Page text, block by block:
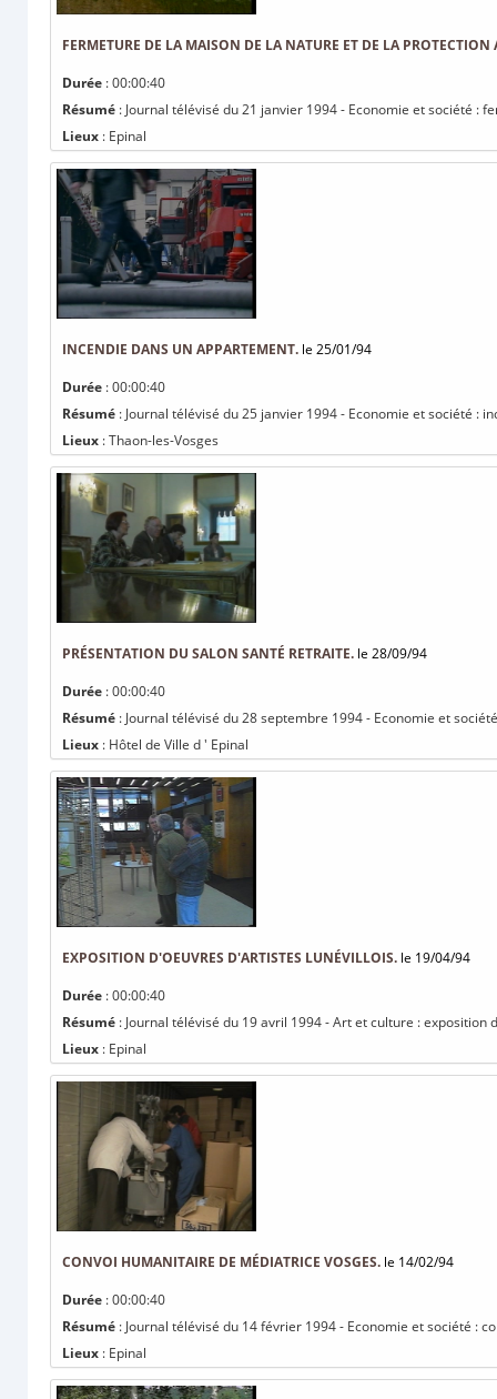
FERMETURE DE LA MAISON DE LA NATURE ET DE LA
Durée : 00:00:40
Résumé : Journal télévisé du 21 janvier 1994 - Economie et société
Lieux : Epinal
INCENDIE DANS UN APPARTEMENT. le 25/01/94
Durée : 00:00:40
Résumé : Journal télévisé du 25 janvier 1994 - Economie et société :
Lieux : Thaon-les-Vosges
PRÉSENTATION DU SALON SANTÉ RETRAITE. le 28/09/94
Durée : 00:00:40
Résumé : Journal télévisé du 28 septembre 1994 - Economie et
Lieux : Hôtel de Ville d ' Epinal
EXPOSITION D'OEUVRES D'ARTISTES LUNÉVILLOIS. le 19/04/94
Durée : 00:00:40
Résumé : Journal télévisé du 19 avril 1994 - Art et culture :
Lieux : Epinal
CONVOI HUMANITAIRE DE MÉDIATRICE VOSGES. le 14/02/94
Durée : 00:00:40
Résumé : Journal télévisé du 14 février 1994 - Economie et société :
Lieux : Epinal